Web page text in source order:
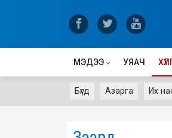
МЭДЭЭ УЯАЧ
Бүгд Азарга Их